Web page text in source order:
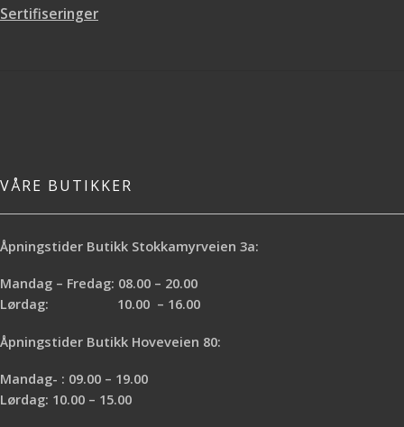
Sertifiseringer
VÅRE BUTIKKER
Åpningstider Butikk Stokkamyrveien 3a:
Mandag – Fredag: 08.00 – 20.00
Lørdag: 10.00 – 16.00
Åpningstider Butikk Hoveveien 80:
Mandag- : 09.00 – 19.00
Lørdag: 10.00 – 15.00